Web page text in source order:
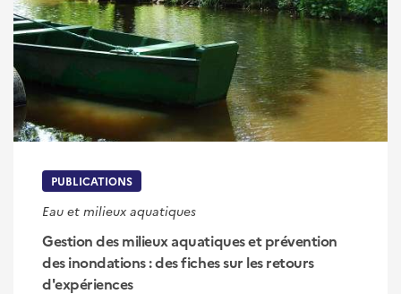
PUBLICATIONS
Eau et milieux aquatiques
Gestion des milieux aquatiques et prévention
des inondations : des fiches sur les retours
d'expériences